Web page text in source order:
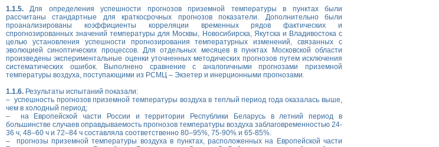
1.1.5. Для определения успешности прогнозов приземной температуры в пунктах были
рассчитаны стандартные для краткосрочных прогнозов показатели. Дополнительно были
проанализированы коэффициенты корреляции временных рядов фактических и
спрогнозированных значений температуры для Москвы, Новосибирска, Якутска и Владивостока с
целью установления успешности прогнозирования температурных изменений, связанных с
эволюцией синоптических процессов. Для отдельных месяцев в пунктах Московской области
произведены экспериментальные оценки уточненных методических прогнозов путем исключения
систематических ошибок. Выполнено сравнение с аналогичными прогнозами приземной
температуры воздуха, поступающими из РСМЦ – Экзетер и инерционными прогнозами.
1.1.6. Результаты испытаний показали:
– успешность прогнозов приземной температуры воздуха в теплый период года оказалась выше,
чем в холодный период;
– на Европейской части России и территории Республики Беларусь в летний период в
большинстве случаев оправдываемость прогнозов температуры воздуха заблаговременностью 24-
36 ч, 48–60 ч и 72–84 ч составляла соответственно 80–95%, 75-90% и 65-85%.
– прогнозы приземной температуры воздуха в пунктах, расположенных на Европейской части